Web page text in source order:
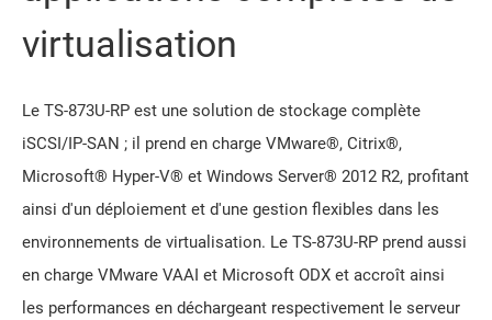
virtualisation
Le TS-873U-RP est une solution de stockage complète
iSCSI/IP-SAN ; il prend en charge VMware®, Citrix®,
Microsoft® Hyper-V® et Windows Server® 2012 R2, profitant
ainsi d'un déploiement et d'une gestion flexibles dans les
environnements de virtualisation. Le TS-873U-RP prend aussi
en charge VMware VAAI et Microsoft ODX et accroît ainsi
les performances en déchargeant respectivement le serveur